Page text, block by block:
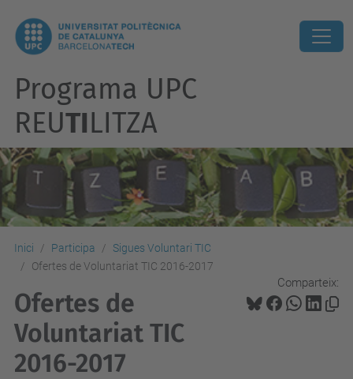
Programa UPC
REUTILITZA
Inici Participa
Sigues Voluntari TIC
Ofertes de Voluntariat TIC 2016-2017
Comparteix:
Ofertes de
Voluntariat TIC
2016-2017